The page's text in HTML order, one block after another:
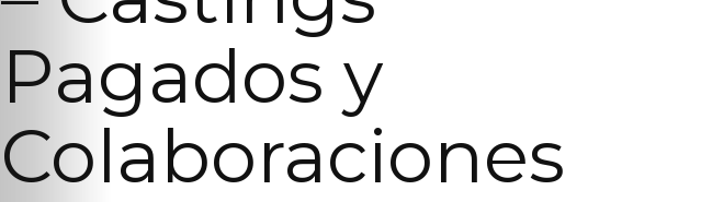
Pagados y
Colaboraciones